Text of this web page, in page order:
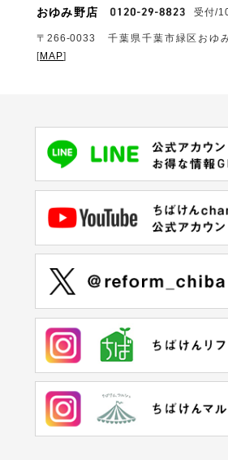
おゆみ野店 受付/
〒266-0033
千葉県千葉市緑区おゆ
[MAP]